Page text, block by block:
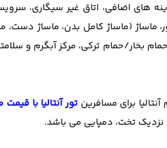
های اضافی، اتاق غیر سیگاری،
(ماساژ کامل بدن، ماساژ دست،
بخار/حمام ترکی، مرکز آبگرم و
برای مسافرین تور آنتالیا با
نزدیک تخت، دمپایی می باشد.